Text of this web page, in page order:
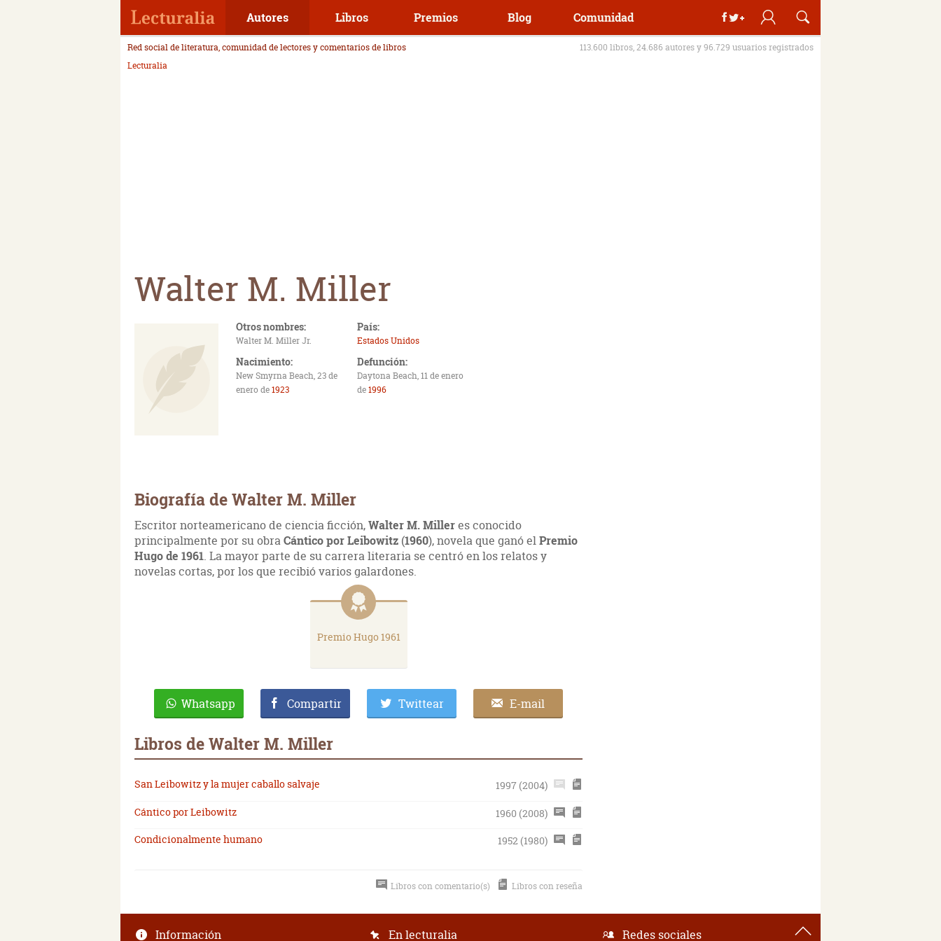
Autores Libros Premios Blog Comunidad
Red social de literatura, comunidad de lectores y comentarios de libros
113.600 libros, 24.686 autores y 96.729 usuarios registrados
Lecturalia
Walter M. Miller
Otros nombres:
Walter M. Miller Jr.
País:
Estados Unidos
Nacimiento:
New Smyrna Beach, 23 de
enero de1923
Defunción:
Daytona Beach, 11 de enero
de1996
Biografía de Walter M. Miller
Escritor norteamericano de ciencia ficción,Walter M. Milleres conocido
principalmente por su obraCántico por Leibowitz (1960), novela que ganó elPremio
Hugo de 1961. La mayor parte de su carrera literaria se centró en los relatos y
novelas cortas, por los que recibió varios galardones.
Premio Hugo 1961
Whatsapp Compartir Twittear E-mail
Libros de Walter M. Miller
San Leibowitz y la mujer caballo salvaje
1997 (2004)
Cántico por Leibowitz
1960 (2008)
Condicionalmente humano
1952 (1980)
Libros con comentario(s) Libros con reseña
Información En lecturalia Redes sociales